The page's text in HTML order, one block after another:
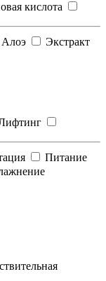
кислота
Экстракт
Питание